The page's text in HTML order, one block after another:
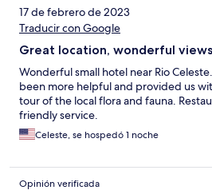
17 de febrero de 2023
Traducir con Google
Great location, wonderful
Wonderful small hotel near Rio
been more helpful and provided us
tour of the local flora and fauna.
friendly service.
Celeste, se hospedó 1 noche
Opinión verificada